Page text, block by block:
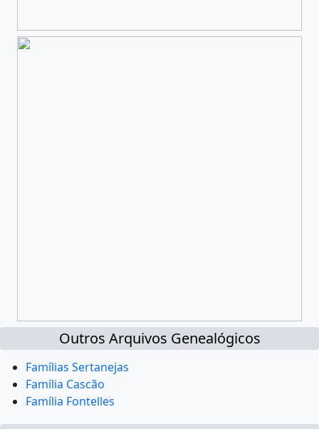
Outros Arquivos Genealógicos
Famílias Sertanejas
Família Cascão
Família Fontelles